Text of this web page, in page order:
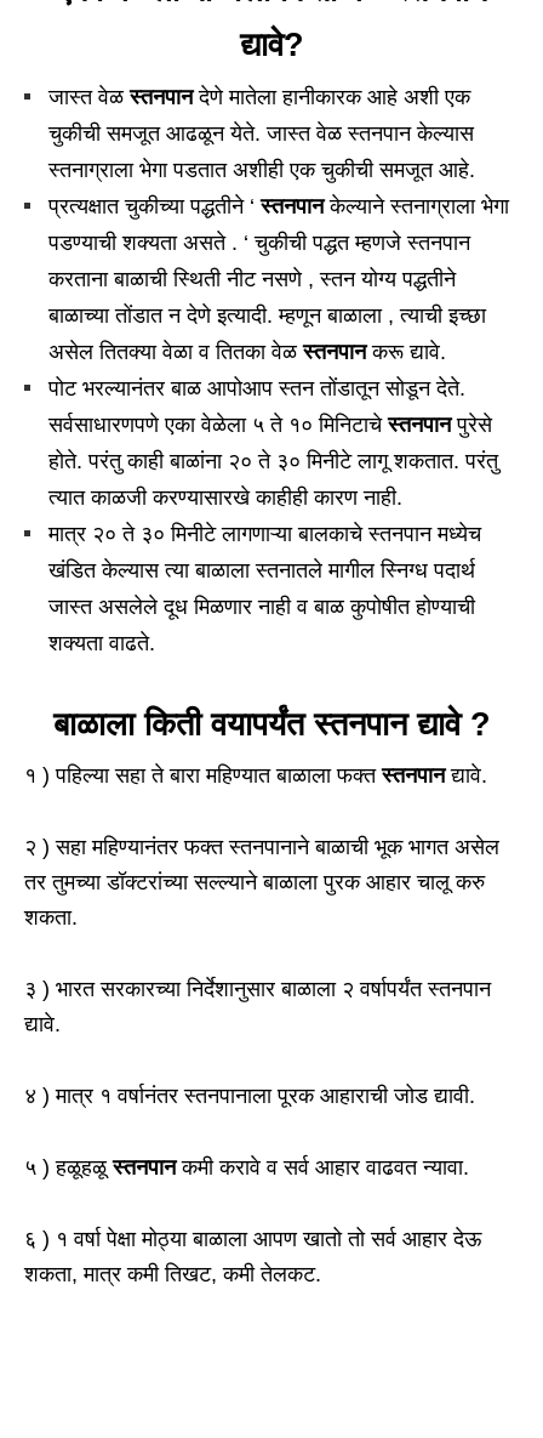
द्यावे?
जास्त वेळस्तनपानदेणे मातेला हानीकारक आहे अशी एक
चुकीची समजूत आढळून येते. जास्त वेळ स्तनपान केल्यास
स्तनाग्राला भेगा पडतात अशीही एक चुकीची समजूत आहे.
प्रत्यक्षात चुकीच्या पद्धतीने ‘स्तनपानकेल्याने स्तनाग्राला भेगा
पडण्याची शक्यता असते . ‘ चुकीची पद्धत म्हणजे स्तनपान
करताना बाळाची स्थिती नीट नसणे , स्तन योग्य पद्धतीने
बाळाच्या तोंडात न देणे इत्यादी. म्हणून बाळाला , त्याची इच्छा
असेल तितक्या वेळा व तितका वेळ स्तनपानकरू द्यावे.
पोट भरल्यानंतर बाळ आपोआप स्तन तोंडातून सोडून देते.
सर्वसाधारणपणे एका वेळेला ५ ते १० मिनिटाचेस्तनपानपुरेसे
होते. परंतु काही बाळांना २० ते ३० मिनीटे लागू शकतात. परंतु
त्यात काळजी करण्यासारखे काहीही कारण नाही.
मात्र २० ते ३० मिनीटे लागणाऱ्या बालकाचे स्तनपान मध्येच
खंडित केल्यास त्या बाळाला स्तनातले मागील स्निग्ध पदार्थ
जास्त असलेले दूध मिळणार नाही व बाळ कुपोषीत होण्याची
शक्यता वाढते.
बाळाला किती वयापर्यंत स्तनपान द्यावे ?
१ ) पहिल्या सहा ते बारा महिण्यात बाळाला फक्तस्तनपानद्यावे.
२ ) सहा महिण्यानंतर फक्त स्तनपानाने बाळाची भूक भागत असेल
तर तुमच्या डॉक्टरांच्या सल्ल्याने बाळाला पुरक आहार चालू करु
शकता.
३ ) भारत सरकारच्या निर्देशानुसार बाळाला २ वर्षापर्यंत स्तनपान
द्यावे.
४ ) मात्र १ वर्षानंतर स्तनपानाला पूरक आहाराची जोड द्यावी.
५ ) हळूहळूस्तनपानकमी करावे व सर्व आहार वाढवत न्यावा.
६ ) १ वर्षा पेक्षा मोठ्या बाळाला आपण खातो तो सर्व आहार देऊ
शकता, मात्र कमी तिखट, कमी तेलकट.